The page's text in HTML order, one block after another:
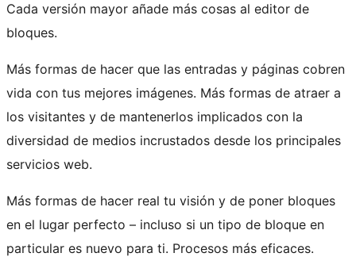
Cada versión mayor añade más cosas al editor de
bloques.
Más formas de hacer que las entradas y páginas cobren
vida con tus mejores imágenes. Más formas de atraer a
los visitantes y de mantenerlos implicados con la
diversidad de medios incrustados desde los principales
servicios web.
Más formas de hacer real tu visión y de poner bloques
en el lugar perfecto – incluso si un tipo de bloque en
particular es nuevo para ti. Procesos más eficaces.